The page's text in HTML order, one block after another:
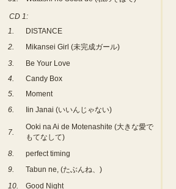
CD 1:
1.
DISTANCE
2.
Mikansei Girl (未完成ガール)
3.
Be Your Love
4.
Candy Box
5.
Moment
6.
Iin Janai (いいんじゃない)
7.
Ooki na Ai de Motenashite (大きな愛で
もてなして)
8.
perfect timing
9.
Tabun ne, (たぶんね、)
10.
Good Night